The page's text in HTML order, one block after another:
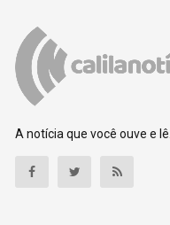
A notícia que você ouve e lê.